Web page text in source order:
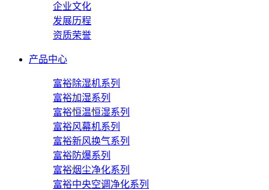
企业文化
发展历程
资质荣誉
产品中心
富裕除湿机系列
富裕加湿系列
富裕恒温恒湿系列
富裕风幕机系列
富裕新风换气系列
富裕防爆系列
富裕烟尘净化系列
富裕中央空调净化系列